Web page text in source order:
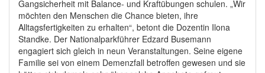
Gangsicherheit mit Balance- und Kraftübungen schulen. „Wir
möchten den Menschen die Chance bieten, ihre
Alltagsfertigkeiten zu erhalten“, betont die Dozentin Ilona
Standke. Der Nationalparkführer Edzard Busemann
engagiert sich gleich in neun Veranstaltungen. Seine eigene
Familie sei von einem Demenzfall betroffen gewesen und sie